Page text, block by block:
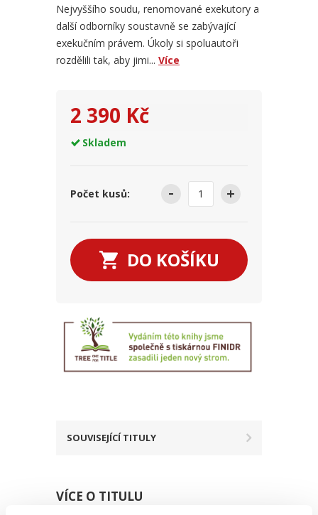
Nejvyššího soudu, renomované exekutory a
další odborníky soustavně se zabývající
exekučním právem. Úkoly si spoluautoři
rozdělili tak, aby jimi... Více
2 390 Kč
Skladem
Počet kusů:
DO KOŠÍKU
SOUVISEJÍCÍ TITULY
VÍCE O TITULU